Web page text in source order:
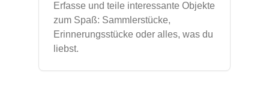
Erfasse und teile interessante Objekte
zum Spaß: Sammlerstücke,
Erinnerungsstücke oder alles, was du
liebst.